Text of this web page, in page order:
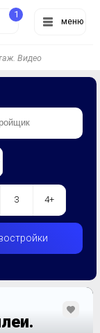
меню
1
Видео
3 4+